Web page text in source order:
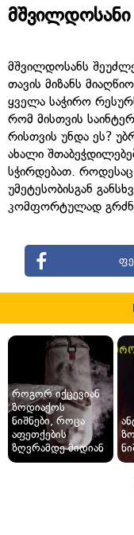
მშვილდოსანი
მშვილდოსანს
თავის მიზანს
ყველა საჭირო
რომ მისთვის
რისთვის უნდა ეს?
ახალი
სჭირდებათ. როდესაც
უმეტესობისგან
კომფორტულად
როგორ იქცევიან
ზოდიაქოს
ნიშნები, როცა
აფეთქების
ზღვრამდე მიდიან